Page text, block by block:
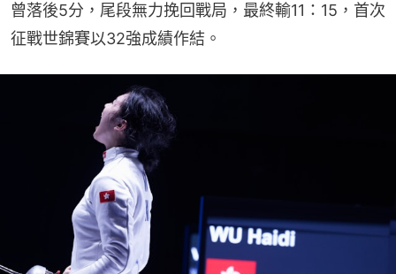
曾落後5分，尾段無力挽回戰局，最終輸11：15，首次
征戰世錦賽以32強成績作結。